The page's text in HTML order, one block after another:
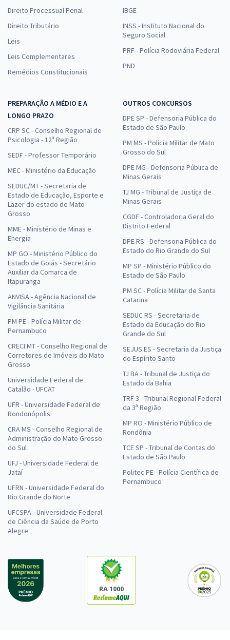
Direito Processual Penal
Direito Tributário
Leis
Leis Complementares
Remédios Constitucionais
IBGE
INSS - Instituto Nacional do
Seguro Social
PRF - Polícia Rodoviária Federal
PND
PREPARAÇÃO A MÉDIO E A
LONGO PRAZO
CRP SC - Conselho Regional de
Psicologia - 12ª Região
SEDF - Professor Temporário
MEC - Ministério da Educação
SEDUC/MT - Secretaria de
Estado de Educação, Esporte e
Lazer do estado de Mato
Grosso
MME - Ministério de Minas e
Energia
MP GO - Ministério Público do
Estado de Goiás - Secretário
Auxiliar da Comarca de
Itapuranga
ANVISA - Agência Nacional de
Vigilância Sanitária
PM PE - Polícia Militar de
Pernambuco
CRECI MT - Conselho Regional de
Corretores de Imóveis do Mato
Grosso
Universidade Federal de
Catalão - UFCAT
UFR - Universidade Federal de
Rondonópolis
CRA MS - Conselho Regional de
Administração do Mato Grosso
do Sul
UFJ - Universidade Federal de
Jataí
UFRN - Universidade Federal do
Rio Grande do Norte
UFCSPA - Universidade Federal
de Ciência da Saúde de Porto
Alegre
OUTROS CONCURSOS
DPE SP - Defensoria Pública do
Estado de São Paulo
PM MS - Polícia Militar de Mato
Grosso do Sul
DPE MG - Defensoria Pública de
Minas Gerais
TJ MG - Tribunal de Justiça de
Minas Gerais
CGDF - Controladoria Geral do
Distrito Federal
DPE RS - Defensoria Pública do
Estado do Rio Grande do Sul
MP SP - Ministério Público do
Estado de São Paulo
PM SC - Polícia Militar de Santa
Catarina
SEDUC RS - Secretaria de
Estado da Educação do Rio
Grande do Sul
SEJUS ES - Secretaria da Justiça
do Espírito Santo
TJ BA - Tribunal de Justiça do
Estado da Bahia
TRF 3 - Tribunal Regional Federal
da 3ª Região
MP RO - Ministério Público de
Rondônia
TCE SP - Tribunal de Contas do
Estado de São Paulo
Politec PE - Polícia Científica de
Pernambuco
RA 1000